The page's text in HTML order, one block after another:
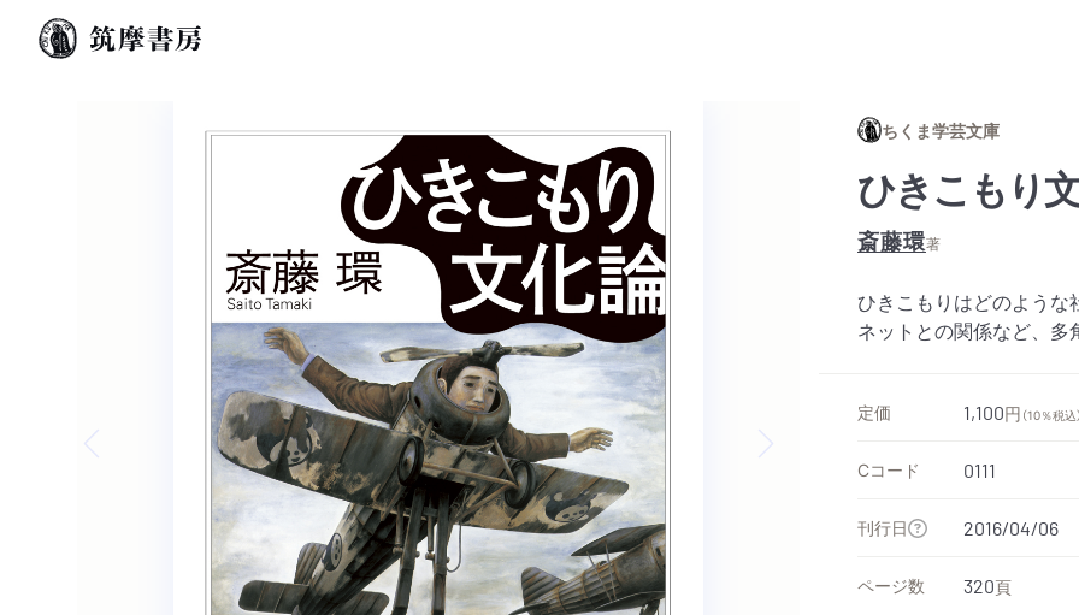
ちくま学芸文庫
ひきこもり
斎藤環著
ひきこもりはどのよう
ネットとの関係など、
定価 1,100円 （10％税込）
Cコード 0111
刊行日 2016/04/06
ページ数 320頁